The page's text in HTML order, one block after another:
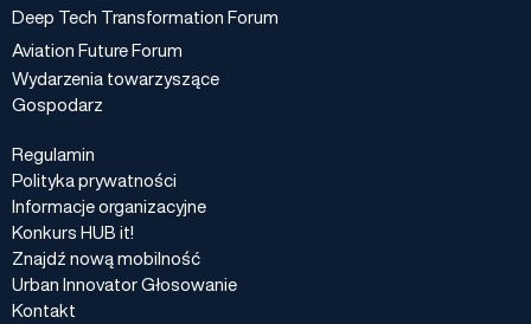
Deep Tech Transformation Forum
Aviation Future Forum
Wydarzenia towarzyszące
Gospodarz
Regulamin
Polityka prywatności
Informacje organizacyjne
Konkurs HUB it!
Znajdź nową mobilność
Urban Innovator Głosowanie
Kontakt